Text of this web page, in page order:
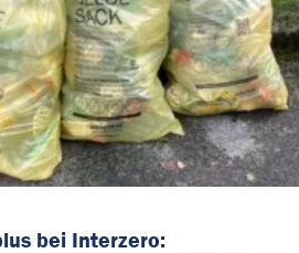
bei Interzero: